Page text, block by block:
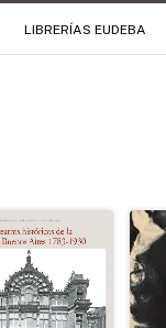
LIBRERÍAS EUDEBA